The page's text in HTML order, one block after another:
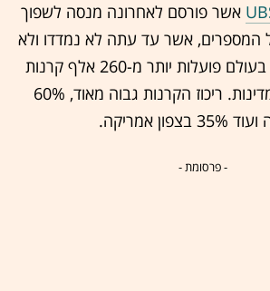
אשר פורסם לאחרונה מנסה לשפוך
המספרים, אשר עד עתה לא נמדדו ולא
נבדקו. על פי הדוח, בעולם פועלות יותר מ-260 אלף קרנות
פילנתרופיות ב-39 מדינות. ריכוז הקרנות גבוה מאוד, 60%
אמריקה.
- פרסומת -